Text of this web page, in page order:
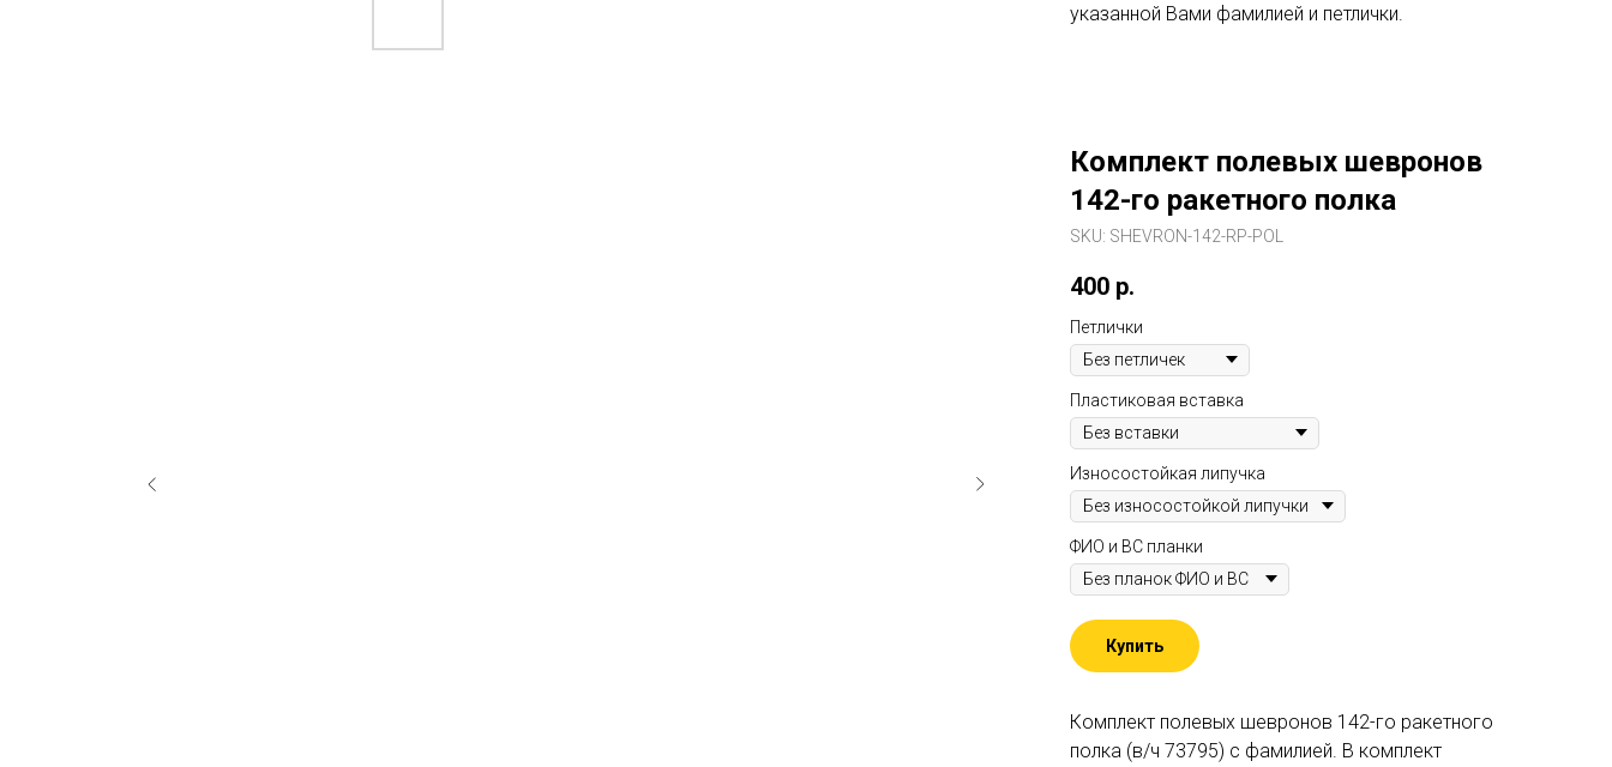
указанной Вами фамилией и петлички.
Комплект полевых шевронов
142-го ракетного полка
SKU: SHEVRON-142-RP-POL
400 р.
Петлички
Пластиковая вставка
Износостойкая липучка
ФИО и ВС планки
Купить
Комплект полевых шевронов 142-го ракетного
полка (в/ч 73795) c фамилией. В комплект